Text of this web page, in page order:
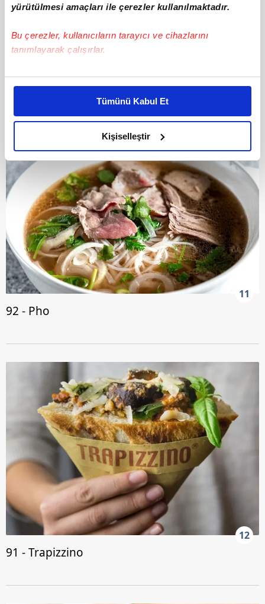
yürütülmesi amaçları ile çerezler kullanılmaktadır.
Bu çerezler, kullanıcıların tarayıcı ve cihazlarını
tanımlayarak çalışırlar.
Bu çerezlere izin vermeniz halinde sizlere özel
daha iyi reklam deneyimi yaşatabiliriz. Bunu yaparken
amacımızın size daha iyi bir reklam deneyimi sunmak
olduğunu ve sizlere en iyi içerikleri sunabilmek adına
elimizden gelen çabayı gösterdiğimizi ve bu noktada,
reklamların maliyetlerimizi karşılamak noktasında tek gelir
kalemimiz olduğunu sizlere hatırlatmak isteriz.
Her halükârda, kullanıcılar, bu çerezlere izin vermedikleri
takdirde, kullanıcılara hedefli reklamlar
gösterilmeyecektir."
Sizlere daha iyi bir hizmet sunabilmek için İnternet
Sitemizde kendimize ve üçüncü kişilere ait çerezler
kullanılmaktadır. Bu çerezler vasıtasıyla çeşitli kişisel
verileriniz işlenmekte olup gerekli olan çerezler bilgi
reklam/pazarlama faaliyetlerinin yapılması, amaçlarıyla
sınırlı olarak açık rızanız dahilinde kullanılacaktır.
Çerezlere ilişkin tercihlerinizi aşağıda yer alan panel
vasıtasıyla belirleyebilirsiniz. Çerezlere ilişkin detaylı bilgi
için Ayarlar butonuna tıklayabilir,Çerez Bilgilendirme
Metnimizi ziyaret edebilirsiniz.
6698 sayılı Kişisel Verilerin Korunması Kanunu uyarınca
hazırlanmış Aydınlatma Metnimizi okumak ve sitemizde
ilgili mevzuata uygun olarak kullanılan çerezlerle ilgili bilgi
almak için lütfentıklayınız.
Tümünü Kabul Et
Kişiselleştir
10
11
92 - Pho
12
91 - Trapizzino